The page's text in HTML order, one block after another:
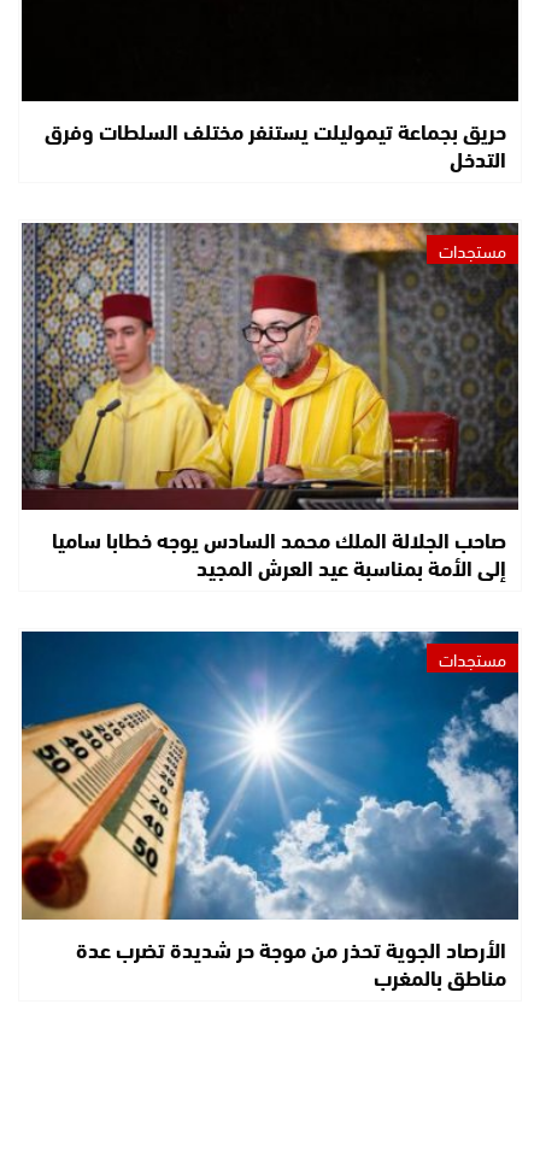
حريق بجماعة تيموليلت يستنفر مختلف السلطات وفرق
التدخل
مستجدات
صاحب الجلالة الملك محمد السادس يوجه خطابا ساميا
إلى الأمة بمناسبة عيد العرش المجيد
مستجدات
الأرصاد الجوية تحذر من موجة حر شديدة تضرب عدة
مناطق بالمغرب